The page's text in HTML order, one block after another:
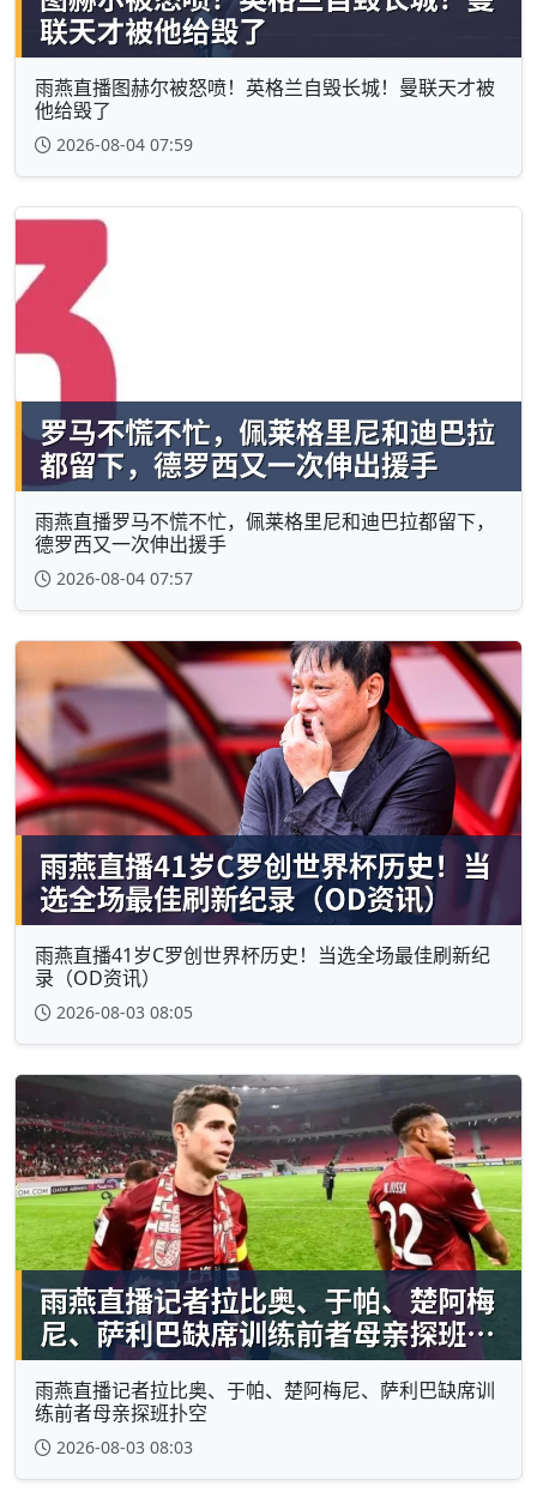
雨燕直播图赫尔被怒喷！英格兰自毁长城！曼联天才被
他给毁了
2026-08-04 07:59
雨燕直播罗马不慌不忙，佩莱格里尼和迪巴拉都留下，
德罗西又一次伸出援手
2026-08-04 07:57
雨燕直播41岁C罗创世界杯历史！当选全场最佳刷新纪
录（OD资讯）
2026-08-03 08:05
雨燕直播记者拉比奥、于帕、楚阿梅尼、萨利巴缺席训
练前者母亲探班扑空
2026-08-03 08:03